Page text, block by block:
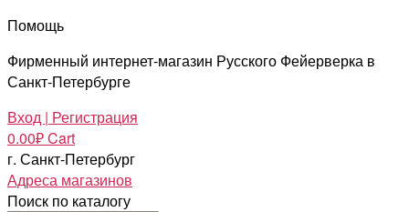
Помощь
Фирменный интернет-магазин Русского Фейерверка в
Санкт-Петербурге
Вход | Регистрация
0.00₽Cart
г. Санкт-Петербург
Адреса магазинов
Поиск по каталогу